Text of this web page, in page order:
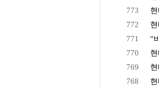
773
772
771
“
770
769
768